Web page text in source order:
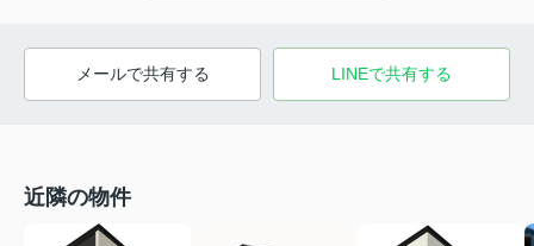
メールで共有する LINEで共有する
近隣の物件